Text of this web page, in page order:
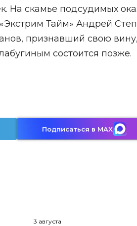
На скамье подсудимых
Тайм» Андрей
признавший свою вину,
состоится позже.
Подписаться в MAX
3 августа